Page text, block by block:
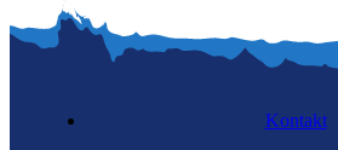
Kontakt